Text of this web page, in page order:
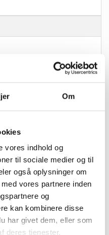
Om
vores indhold og
til sociale medier og til
også oplysninger om
vores partnere inden
og
kan kombinere disse
har givet dem, eller som
deres tjenester.
Sølv
Zirkonia
12mm